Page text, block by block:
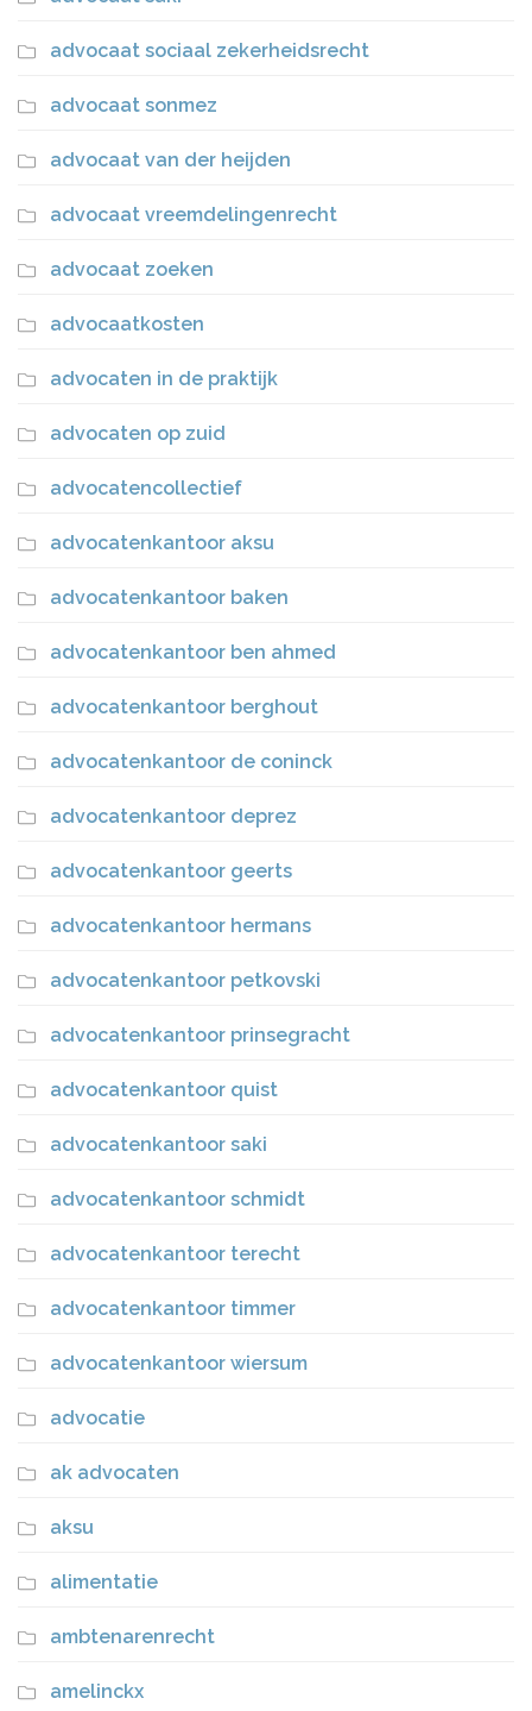
advocaat sociaal zekerheidsrecht
advocaat sonmez
advocaat van der heijden
advocaat vreemdelingenrecht
advocaat zoeken
advocaatkosten
advocaten in de praktijk
advocaten op zuid
advocatencollectief
advocatenkantoor aksu
advocatenkantoor baken
advocatenkantoor ben ahmed
advocatenkantoor berghout
advocatenkantoor de coninck
advocatenkantoor deprez
advocatenkantoor geerts
advocatenkantoor hermans
advocatenkantoor petkovski
advocatenkantoor prinsegracht
advocatenkantoor quist
advocatenkantoor saki
advocatenkantoor schmidt
advocatenkantoor terecht
advocatenkantoor timmer
advocatenkantoor wiersum
advocatie
ak advocaten
aksu
alimentatie
ambtenarenrecht
amelinckx